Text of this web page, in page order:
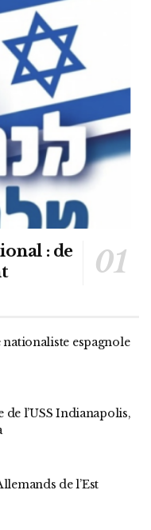
: de
espagnole
de l’USS Indianapolis,
de l’Est